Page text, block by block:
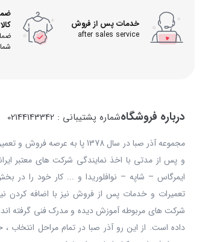
خدمات پس از فروش
after sales service
کالا
شما
درباره فروشگاهشماره پشتیبانی : 02144143342
مجموعه آذر صبا در سال 1378 پا
و پس از مدتی با اخذ نمایندگی شرکت های معتبر
ایمرگاس – شاپه – نوافلوریدا و ... کار خود را
تعمیرات و خدمات پس از فروش نیز با اضافه کردن
شرکت های مربوطه آموزش دیده و مدرک فنی گرفته
داده است. از این رو آذر صبا در تمام مراحل انتخاب